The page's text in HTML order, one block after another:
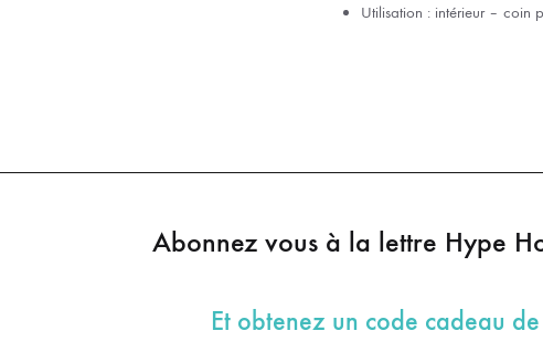
Utilisation : intérieur – coin
Abonnez vous à la lettre Hype
Et obtenez un code cadeau